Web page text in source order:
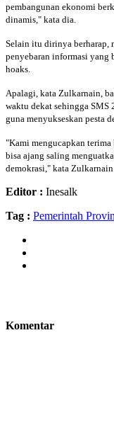
pembangunan ekonomi
dinamis," kata dia.
Selain itu dirinya berharap,
penyebaran informasi yang
hoaks.
Apalagi, kata Zulkarnain,
waktu dekat sehingga SMS
guna menyukseskan pesta
"Kami mengucapkan
bisa ajang saling
demokrasi," kata Zulkarnain
Editor : Inesalk
Tag : Pemerintah
Komentar